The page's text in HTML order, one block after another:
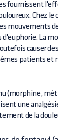
fournissent
Chez
mouvements
La
causer
patients et
(morphine,
une
de la